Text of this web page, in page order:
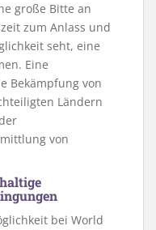
große Bitte an
zum Anlass und
seht, eine
Eine
Bekämpfung von
Ländern
von
bei World